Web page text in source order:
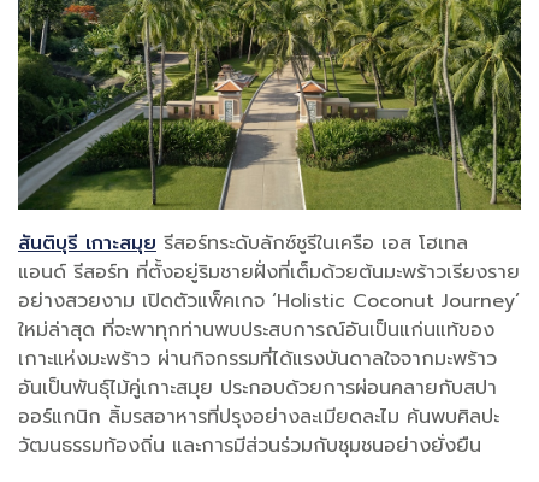
สันติบุรี เกาะสมุย รีสอร์ทระดับลักซ์ชูรีในเครือ เอส โฮเทล
แอนด์ รีสอร์ท ที่ตั้งอยู่ริมชายฝั่งที่เต็มด้วยต้นมะพร้าวเรียงราย
อย่างสวยงาม เปิดตัวแพ็คเกจ ‘Holistic Coconut Journey’
ใหม่ล่าสุด ที่จะพาทุกท่านพบประสบการณ์อันเป็นแก่นแท้ของ
เกาะแห่งมะพร้าว ผ่านกิจกรรมที่ได้แรงบันดาลใจจากมะพร้าว
อันเป็นพันธุ์ไม้คู่เกาะสมุย ประกอบด้วยการผ่อนคลายกับสปา
ออร์แกนิก ลิ้มรสอาหารที่ปรุงอย่างละเมียดละไม ค้นพบศิลปะ
วัฒนธรรมท้องถิ่น และการมีส่วนร่วมกับชุมชนอย่างยั่งยืน